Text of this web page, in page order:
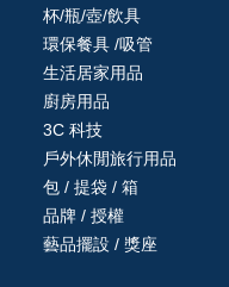
杯/瓶/壺/飲具
環保餐具 /吸管
生活居家用品
廚房用品
3C 科技
戶外休閒旅行用品
包 / 提袋 / 箱
品牌 / 授權
藝品擺設 / 獎座